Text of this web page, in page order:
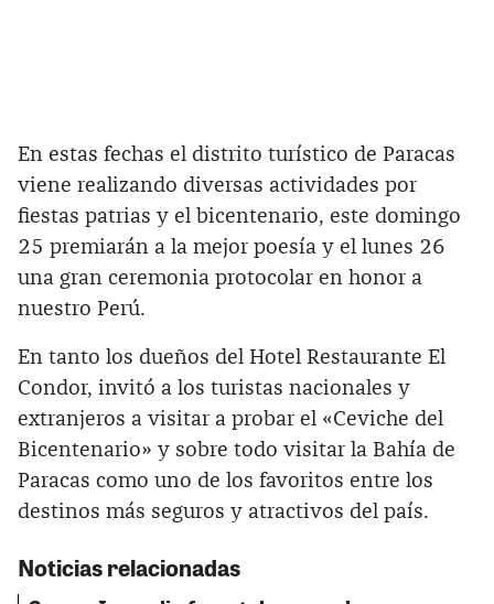
En estas fechas el distrito turístico de Paracas
viene realizando diversas actividades por
fiestas patrias y el bicentenario, este domingo
25 premiarán a la mejor poesía y el lunes 26
una gran ceremonia protocolar en honor a
nuestro Perú.
En tanto los dueños del Hotel Restaurante El
Condor, invitó a los turistas nacionales y
extranjeros a visitar a probar el «Ceviche del
Bicentenario» y sobre todo visitar la Bahía de
Paracas como uno de los favoritos entre los
destinos más seguros y atractivos del país.
Noticias relacionadas